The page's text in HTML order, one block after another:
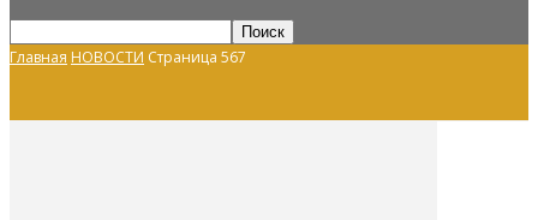
Главная НОВОСТИ Страница 567